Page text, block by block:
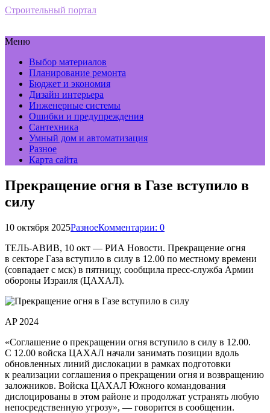
Строительный портал
Меню
Выбор материалов
Планирование ремонта
Бюджет и экономия
Дизайн интерьера
Инженерные системы
Ошибки и предупреждения
Сантехника
Умный дом и автоматизация
Разное
Карта сайта
Прекращение огня в Газе вступило в
силу
10 октября 2025РазноеКомментарии: 0
ТЕЛЬ-АВИВ, 10 окт — РИА Новости. Прекращение огня
в секторе Газа вступило в силу в 12.00 по местному времени
(совпадает с мск) в пятницу, сообщила пресс-служба Армии
обороны Израиля (ЦАХАЛ).
AP 2024
«Соглашение о прекращении огня вступило в силу в 12.00.
С 12.00 войска ЦАХАЛ начали занимать позиции вдоль
обновленных линий дислокации в рамках подготовки
к реализации соглашения о прекращении огня и возвращению
заложников. Войска ЦАХАЛ Южного командования
дислоцированы в этом районе и продолжат устранять любую
непосредственную угрозу», — говорится в сообщении.